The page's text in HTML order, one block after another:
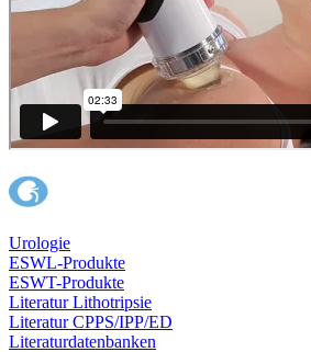
Urologie
ESWL-Produkte
ESWT-Produkte
Literatur Lithotripsie
Literatur CPPS/IPP/ED
Literaturdatenbanken